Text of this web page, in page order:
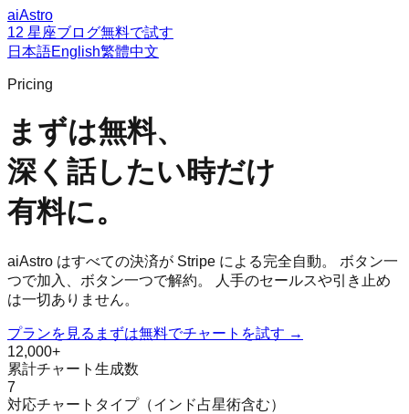
aiAstro
12 星座ブログ無料で試す
日本語English繁體中文
Pricing
まずは無料、
深く話したい時だけ
有料に。
aiAstro はすべての決済が Stripe による完全自動。 ボタン一
つで加入、ボタン一つで解約。 人手のセールスや引き止め
は一切ありません。
プランを見る まずは無料でチャートを試す →
12,000+
累計チャート生成数
7
対応チャートタイプ（インド占星術含む）